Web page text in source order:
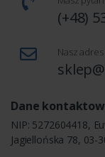
(+48)
Nasz
Dane
NIP: 5272604418,
Jagiellońska 78, 03-